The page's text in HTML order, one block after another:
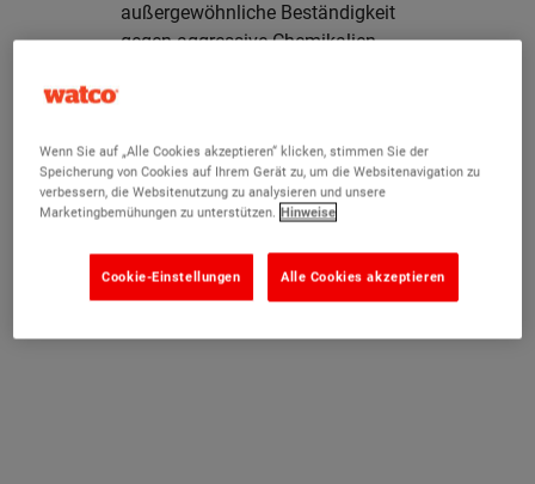
außergewöhnliche Beständigkeit
gegen aggressive Chemikalien
Aushärtungszeit:
Wenn Sie auf „Alle Cookies akzeptieren“ klicken, stimmen Sie der
Speicherung von Cookies auf Ihrem Gerät zu, um die Websitenavigation zu
verbessern, die Websitenutzung zu analysieren und unsere
Marketingbemühungen zu unterstützen. Hinweise
Alle Cookies akzeptieren
Cookie-Einstellungen